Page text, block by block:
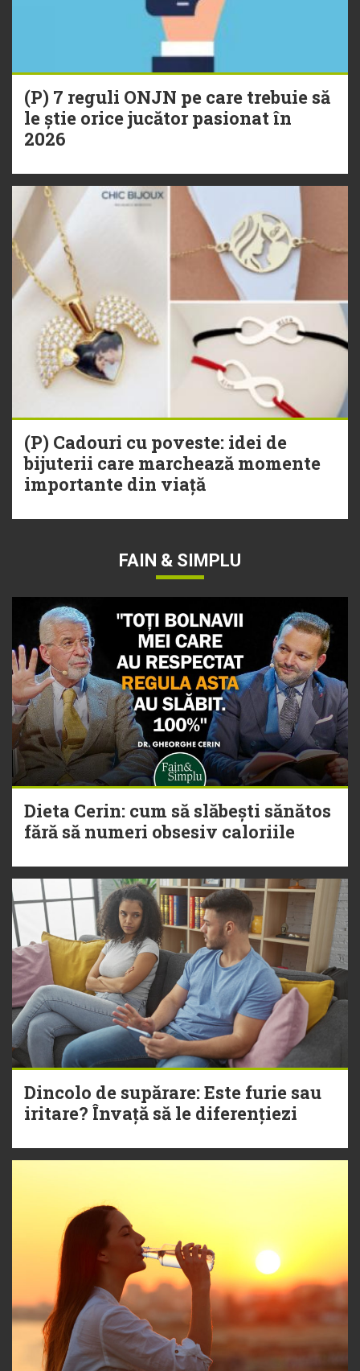
(P) 7 reguli ONJN pe care trebuie să
le știe orice jucător pasionat în
2026
(P) Cadouri cu poveste: idei de
bijuterii care marchează momente
importante din viață
FAIN & SIMPLU
Dieta Cerin: cum să slăbești sănătos
fără să numeri obsesiv caloriile
Dincolo de supărare: Este furie sau
iritare? Învață să le diferențiezi